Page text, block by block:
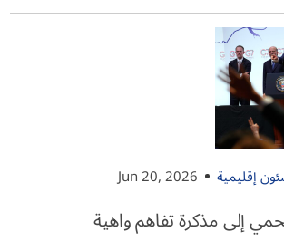
إقليمية Jun 20, 2026
إلى مذكرة تفاهم واهية